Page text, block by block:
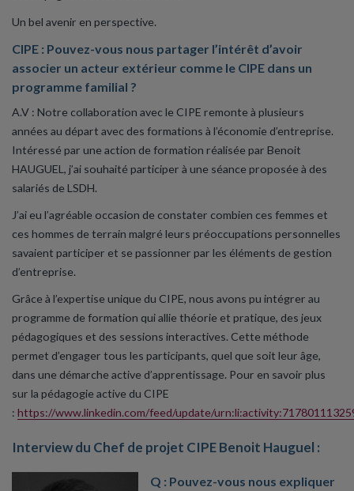
Un bel avenir en perspective.
CIPE : Pouvez-vous nous partager l’intérêt d’avoir
associer un acteur extérieur comme le CIPE dans un
programme familial ?
A.V : Notre collaboration avec le CIPE remonte à plusieurs
années au départ avec des formations à l’économie d’entreprise.
Intéressé par une action de formation réalisée par Benoit
HAUGUEL, j’ai souhaité participer à une séance proposée à des
salariés de LSDH.
J’ai eu l’agréable occasion de constater combien ces femmes et
ces hommes de terrain malgré leurs préoccupations personnelles
savaient participer et se passionner par les éléments de gestion
d’entreprise.
Grâce à l’expertise unique du CIPE, nous avons pu intégrer au
programme de formation qui allie théorie et pratique, des jeux
pédagogiques et des sessions interactives. Cette méthode
permet d’engager tous les participants, quel que soit leur âge,
dans une démarche active d’apprentissage. Pour en savoir plus
sur la pédagogie active du CIPE
: https://www.linkedin.com/feed/update/
Interview du Chef de projet CIPE Benoit Hauguel :
Q : Pouvez-vous nous expliquer